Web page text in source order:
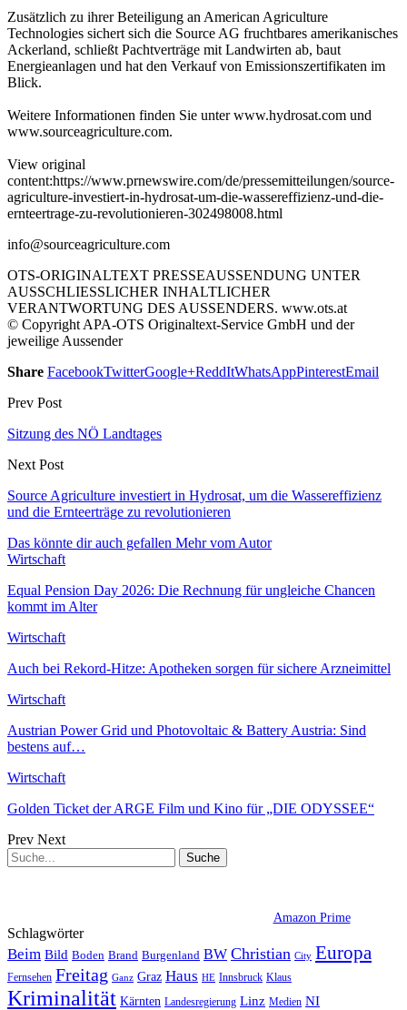
Zusätzlich zu ihrer Beteiligung an American Agriculture
Technologies sichert sich die Source AG fruchtbares amerikanisches
Ackerland, schließt Pachtverträge mit Landwirten ab, baut
Energieanlagen und hat den Verkauf von Emissionszertifikaten im
Blick.
Weitere Informationen finden Sie unter www.hydrosat.com und
www.sourceagriculture.com.
View original
content:https://www.prnewswire.com/de/pressemitteilungen/source-
agriculture-investiert-in-hydrosat-um-die-wassereffizienz-und-die-
ernteertrage-zu-revolutionieren-302498008.html
info@sourceagriculture.com
OTS-ORIGINALTEXT PRESSEAUSSENDUNG UNTER
AUSSCHLIESSLICHER INHALTLICHER
VERANTWORTUNG DES AUSSENDERS. www.ots.at
© Copyright APA-OTS Originaltext-Service GmbH und der
jeweilige Aussender
Share FacebookTwitterGoogle+ReddItWhatsAppPinterestEmail
Prev Post
Sitzung des NÖ Landtages
Next Post
Source Agriculture investiert in Hydrosat, um die Wassereffizienz
und die Ernteerträge zu revolutionieren
Das könnte dir auch gefallen Mehr vom Autor
Wirtschaft
Equal Pension Day 2026: Die Rechnung für ungleiche Chancen
kommt im Alter
Wirtschaft
Auch bei Rekord-Hitze: Apotheken sorgen für sichere Arzneimittel
Wirtschaft
Austrian Power Grid und Photovoltaic & Battery Austria: Sind
bestens auf…
Wirtschaft
Golden Ticket der ARGE Film und Kino für „DIE ODYSSEE“
Prev Next
Amazon Prime
Schlagwörter
Beim Bild Boden Brand Burgenland BW Christian City Europa
Fernsehen Freitag Ganz Graz Haus HE Innsbruck Klaus
Kriminalität Kärnten Landesregierung Linz Medien NI